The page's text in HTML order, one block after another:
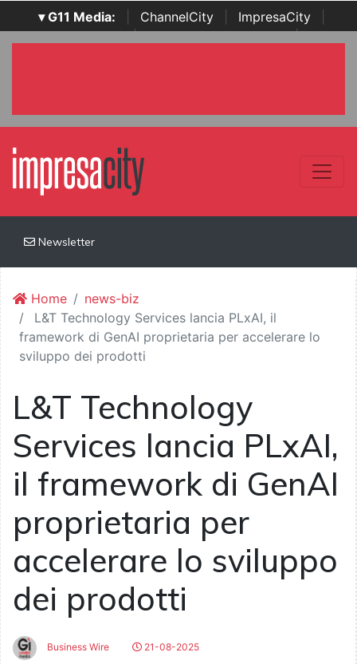
▾ G11 Media: ChannelCity ImpresaCity
SecurityOpenLab | Italian Channel Awards | Italian
Newsletter
Home
news-biz
L&T Technology Services lancia PLxAI, il
framework di GenAI proprietaria per accelerare lo
sviluppo dei prodotti
L&T Technology
Services lancia PLxAI,
il framework di GenAI
proprietaria per
accelerare lo sviluppo
dei prodotti
Business Wire
21-08-2025